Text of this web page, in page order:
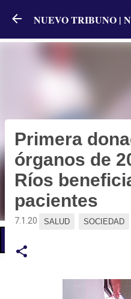
Ir al
NUEVO TRIBUNO |
Primera
órganos de
Ríos
pacientes
7.1.20 SALUD SOCIEDAD